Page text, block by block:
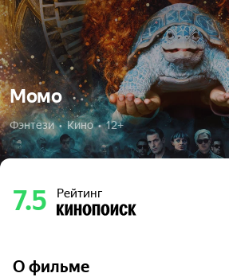
Момо
Фэнтези  •  Кино  •  12+
7.5 Рейтинг
О фильме